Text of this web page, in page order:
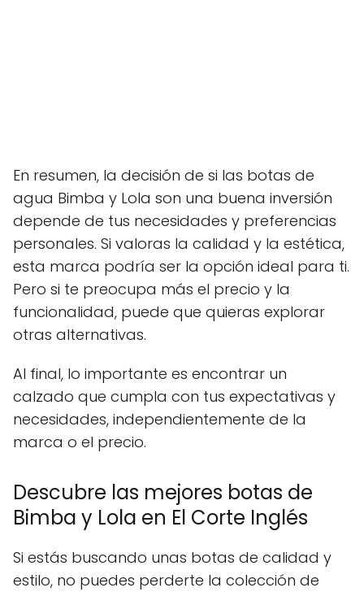
En resumen, la decisión de si las botas de
agua Bimba y Lola son una buena inversión
depende de tus necesidades y preferencias
personales. Si valoras la calidad y la estética,
esta marca podría ser la opción ideal para ti.
Pero si te preocupa más el precio y la
funcionalidad, puede que quieras explorar
otras alternativas.
Al final, lo importante es encontrar un
calzado que cumpla con tus expectativas y
necesidades, independientemente de la
marca o el precio.
Descubre las mejores botas de
Bimba y Lola en El Corte Inglés
Si estás buscando unas botas de calidad y
estilo, no puedes perderte la colección de